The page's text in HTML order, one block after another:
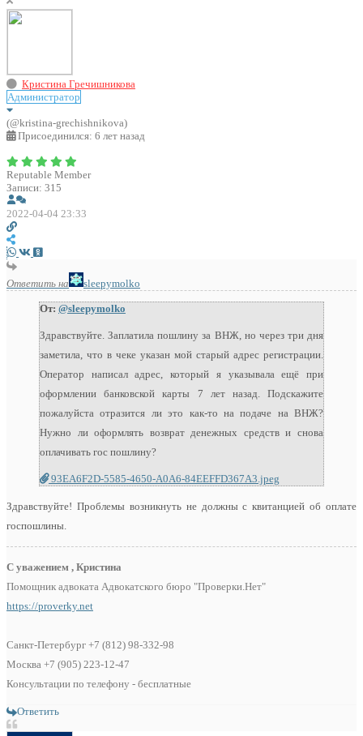
Кристина Гречишникова
Администратор
(@kristina-grechishnikova)
Присоединился: 6 лет назад
Reputable Member
Записи: 315
2022-04-04 23:33
Ответить на sleepymolko
От: @sleepymolko
Здравствуйте. Заплатила пошлину за ВНЖ, но через три дня
заметила, что в чеке указан мой старый адрес регистрации.
Оператор написал адрес, который я указывала ещё при
оформлении банковской карты 7 лет назад. Подскажите
пожалуйста отразится ли это как-то на подаче на ВНЖ?
Нужно ли оформлять возврат денежных средств и снова
оплачивать гос пошлину?
93EA6F2D-5585-4650-A0A6-84EEFFD367A3.jpeg
Здравствуйте! Проблемы возникнуть не должны с квитанцией об оплате
госпошлины.
С уважением , Кристина
Помощник адвоката Адвокатского бюро "Проверки.Нет"
https://proverky.net
Санкт-Петербург +7 (812) 98-332-98
Москва +7 (905) 223-12-47
Консультации по телефону - бесплатные
Ответить